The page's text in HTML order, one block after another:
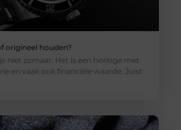
origineel houden?
niet zomaar. Het is een horloge met
en vaak ook financiële waarde. Juist